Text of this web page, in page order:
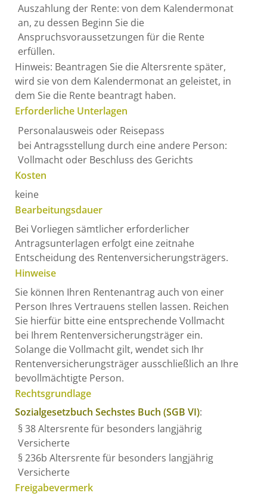
Auszahlung der Rente: von dem Kalendermonat
an, zu dessen Beginn Sie die
Anspruchsvoraussetzungen für die Rente
erfüllen.
Hinweis: Beantragen Sie die Altersrente später,
wird sie von dem Kalendermonat an geleistet, in
dem Sie die Rente beantragt haben.
Erforderliche Unterlagen
Personalausweis oder Reisepass
bei Antragsstellung durch eine andere Person:
Vollmacht oder Beschluss des Gerichts
Kosten
keine
Bearbeitungsdauer
Bei Vorliegen sämtlicher erforderlicher
Antragsunterlagen erfolgt eine zeitnahe
Entscheidung des Rentenversicherungsträgers.
Hinweise
Sie können Ihren Rentenantrag auch von einer
Person Ihres Vertrauens stellen lassen. Reichen
Sie hierfür bitte eine entsprechende Vollmacht
bei Ihrem Rentenversicherungsträger ein.
Solange die Vollmacht gilt, wendet sich Ihr
Rentenversicherungsträger ausschließlich an Ihre
bevollmächtigte Person.
Rechtsgrundlage
Sozialgesetzbuch Sechstes Buch (SGB VI):
§ 38 Altersrente für besonders langjährig
Versicherte
§ 236b Altersrente für besonders langjährig
Versicherte
Freigabevermerk